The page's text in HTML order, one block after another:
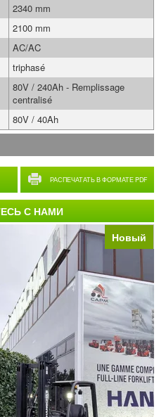
Новый
РАСПЕЧАТАТЬ В ФОРМАТЕ PDF
2340 mm
2100 mm
AC/AC
triphasé
80V / 240Ah - Remplissage
centralisé
80V / 40Ah
С НАМИ